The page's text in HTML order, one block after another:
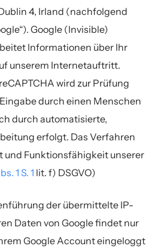
4, Irland (nachfolgend
Google (Invisible)
Informationen über Ihr
unserem Internetauftritt.
wird zur Prüfung
durch einen Menschen
durch automatisierte,
erfolgt. Das Verfahren
und Funktionsfähigkeit unserer
1 S. 1 lit. f) DSGVO)
der übermittelte IP-
Daten von Google findet nur
Google Account eingeloggt